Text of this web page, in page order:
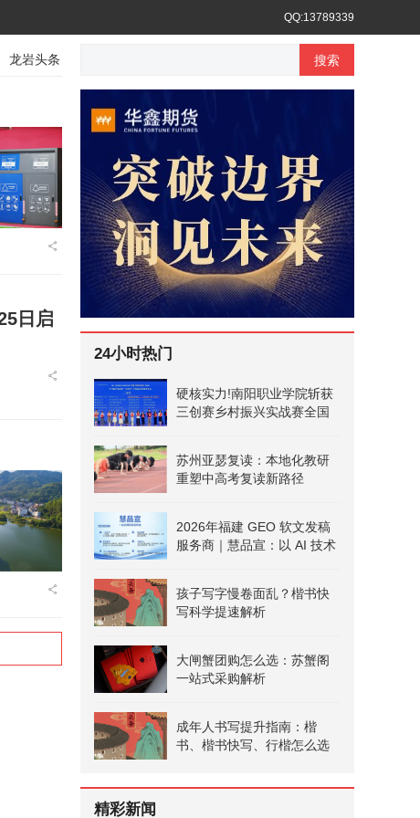
QQ:13789339
龙岩头条
日启
搜索
24小时热门
硬核实力!南阳职业学院斩获
三创赛乡村振兴实战赛全国
苏州亚瑟复读：本地化教研
重塑中高考复读新路径
2026年福建 GEO 软文发稿
服务商｜慧品宣：以 AI 技术
孩子写字慢卷面乱？楷书快
写科学提速解析
大闸蟹团购怎么选：苏蟹阁
一站式采购解析
成年人书写提升指南：楷
书、楷书快写、行楷怎么选
精彩新闻